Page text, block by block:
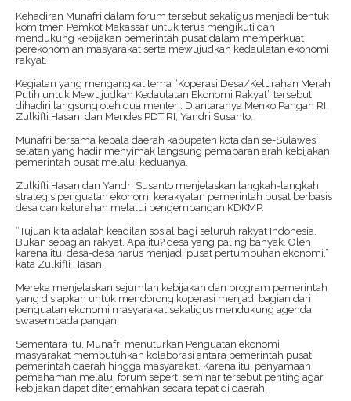
Kehadiran Munafri dalam forum tersebut sekaligus menjadi bentuk
komitmen Pemkot Makassar untuk terus mengikuti dan
mendukung kebijakan pemerintah pusat dalam memperkuat
perekonomian masyarakat serta mewujudkan kedaulatan ekonomi
rakyat.
Kegiatan yang mengangkat tema “Koperasi Desa/Kelurahan Merah
Putih untuk Mewujudkan Kedaulatan Ekonomi Rakyat” tersebut
dihadiri langsung oleh dua menteri. Diantaranya Menko Pangan RI,
Zulkifli Hasan, dan Mendes PDT RI, Yandri Susanto.
Munafri bersama kepala daerah kabupaten kota dan se-Sulawesi
selatan yang hadir menyimak langsung pemaparan arah kebijakan
pemerintah pusat melalui keduanya.
Zulkifli Hasan dan Yandri Susanto menjelaskan langkah-langkah
strategis penguatan ekonomi kerakyatan pemerintah pusat berbasis
desa dan kelurahan melalui pengembangan KDKMP.
“Tujuan kita adalah keadilan sosial bagi seluruh rakyat Indonesia.
Bukan sebagian rakyat. Apa itu? desa yang paling banyak. Oleh
karena itu, desa-desa harus menjadi pusat pertumbuhan ekonomi,”
kata Zulkifli Hasan.
Mereka menjelaskan sejumlah kebijakan dan program pemerintah
yang disiapkan untuk mendorong koperasi menjadi bagian dari
penguatan ekonomi masyarakat sekaligus mendukung agenda
swasembada pangan.
Sementara itu, Munafri menuturkan Penguatan ekonomi
masyarakat membutuhkan kolaborasi antara pemerintah pusat,
pemerintah daerah hingga masyarakat. Karena itu, penyamaan
pemahaman melalui forum seperti seminar tersebut penting agar
kebijakan dapat diterjemahkan secara tepat di daerah.